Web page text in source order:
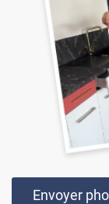
Envoyer